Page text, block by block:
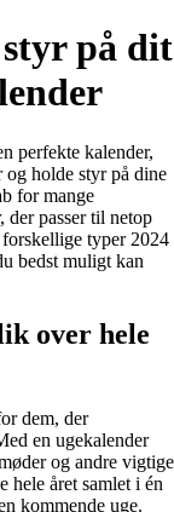
på dit
perfekte kalender,
og holde styr på dine
for mange
der passer til netop
typer 2024
bedst muligt kan
over hele
dem, der
en ugekalender
og andre vigtige
hele året samlet i én
kommende uge.